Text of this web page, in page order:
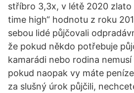
stříbro 3,3x, v létě 2020 zlato
time high“ hodnotu z roku
sebou lidé půjčovali
že pokud někdo potřebuje
kamarádi nebo rodina
pokud naopak vy máte
za slušný úrok půjčili,